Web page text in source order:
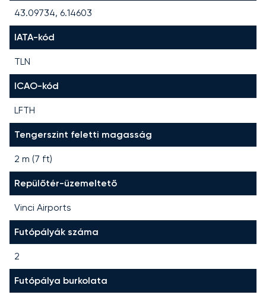
43.09734, 6.14603
IATA-kód
TLN
ICAO-kód
LFTH
Tengerszint feletti magasság
2 m (7 ft)
Repülőtér-üzemeltető
Vinci Airports
Futópályák száma
2
Futópálya burkolata